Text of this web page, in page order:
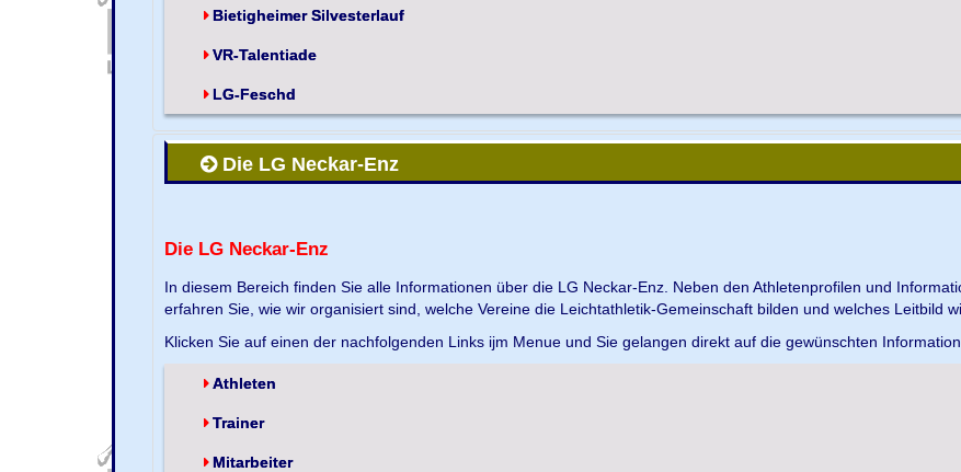
Bietigheimer Silvesterlauf
VR-Talentiade
LG-Feschd
Die LG Neckar-Enz
Die LG Neckar-Enz
In diesem Bereich finden Sie alle Informationen über die LG Neckar-Enz. Neben den Athletenprofilen und
erfahren Sie, wie wir organisiert sind, welche Vereine die Leichtathletik-Gemeinschaft bilden und welches Leitbild
Klicken Sie auf einen der nachfolgenden Links ijm Menue und Sie gelangen direkt auf die gewünschten
Athleten
Trainer
Mitarbeiter